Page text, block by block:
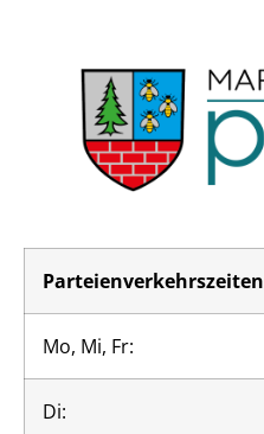
Parteienverkehrszeiten
Mo, Mi, Fr:
Di: